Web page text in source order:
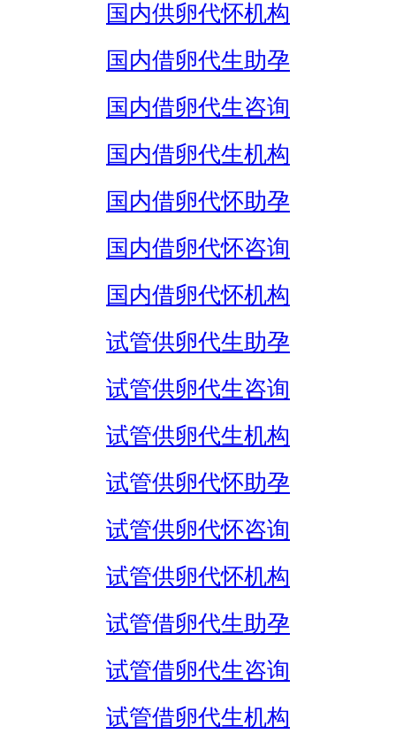
国内供卵代怀机构
国内借卵代生助孕
国内借卵代生咨询
国内借卵代生机构
国内借卵代怀助孕
国内借卵代怀咨询
国内借卵代怀机构
试管供卵代生助孕
试管供卵代生咨询
试管供卵代生机构
试管供卵代怀助孕
试管供卵代怀咨询
试管供卵代怀机构
试管借卵代生助孕
试管借卵代生咨询
试管借卵代生机构